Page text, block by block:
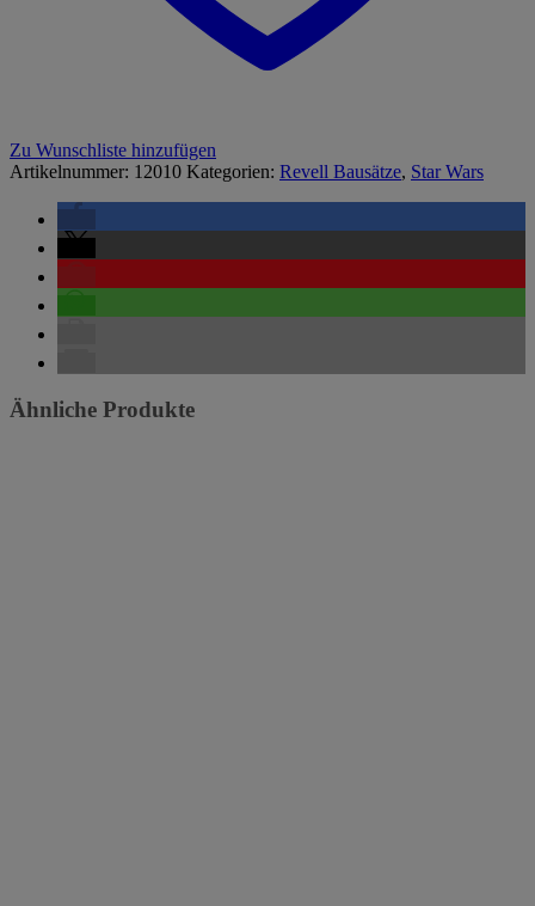
Zu Wunschliste hinzufügen
Artikelnummer: 12010 Kategorien: Revell Bausätze, Star Wars
Ähnliche Produkte